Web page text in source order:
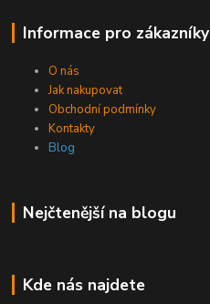
Informace pro zákazníky
O nás
Jak nakupovat
Obchodní podmínky
Kontakty
Blog
Nejčtenější na blogu
Kde nás najdete